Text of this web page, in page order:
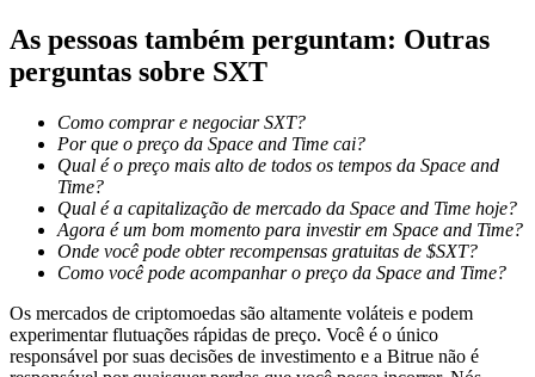
Empréstimos
Serviço de empréstimo apoiado por criptografia
As pessoas também perguntam: Outras
perguntas sobre SXT
Como comprar e negociar SXT?
Por que o preço da Space and Time cai?
Qual é o preço mais alto de todos os tempos da Space and
Time?
Qual é a capitalização de mercado da Space and Time hoje?
Agora é um bom momento para investir em Space and Time?
Onde você pode obter recompensas gratuitas de $SXT?
Como você pode acompanhar o preço da Space and Time?
Os mercados de criptomoedas são altamente voláteis e podem
experimentar flutuações rápidas de preço. Você é o único
responsável por suas decisões de investimento e a Bitrue não é